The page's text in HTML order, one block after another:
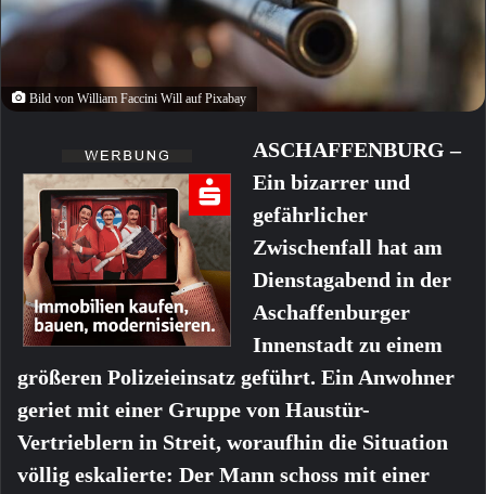
Bild von William Faccini Will auf Pixabay
ASCHAFFENBURG –
Ein bizarrer und
gefährlicher
Zwischenfall hat am
Dienstagabend in der
Aschaffenburger
Innenstadt zu einem
größeren Polizeieinsatz geführt. Ein Anwohner
geriet mit einer Gruppe von Haustür-
Vertrieblern in Streit, woraufhin die Situation
völlig eskalierte: Der Mann schoss mit einer